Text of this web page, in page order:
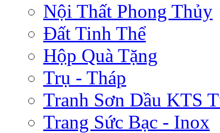
Nội Thất Phong Thủy
Đất Tinh Thể
Hộp Quà Tặng
Trụ - Tháp
Tranh Sơn Dầu KTS
Trang Sức Bạc - Inox